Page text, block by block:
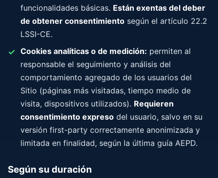
funcionalidades básicas. Están exentas del deber
de obtener consentimiento según el artículo 22.2
LSSI-CE.
Cookies analíticas o de medición: permiten al
responsable el seguimiento y análisis del
comportamiento agregado de los usuarios del
Sitio (páginas más visitadas, tiempo medio de
visita, dispositivos utilizados). Requieren
consentimiento expreso del usuario, salvo en su
versión first-party correctamente anonimizada y
limitada en finalidad, según la última guía AEPD.
Según su duración